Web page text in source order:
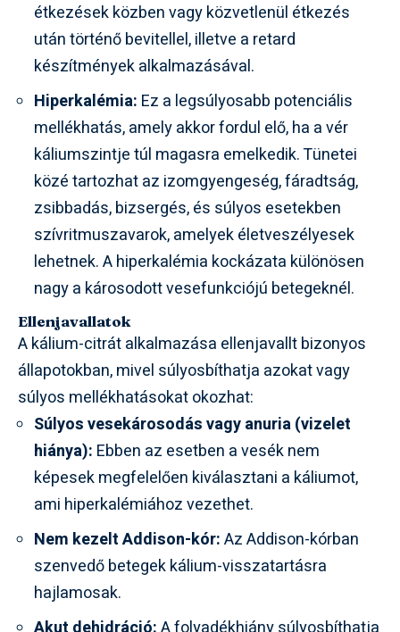
étkezések közben vagy közvetlenül étkezés
után történő bevitellel, illetve a retard
készítmények alkalmazásával.
Hiperkalémia: Ez a legsúlyosabb potenciális
mellékhatás, amely akkor fordul elő, ha a vér
káliumszintje túl magasra emelkedik. Tünetei
közé tartozhat az izomgyengeség, fáradtság,
zsibbadás, bizsergés, és súlyos esetekben
szívritmuszavarok, amelyek életveszélyesek
lehetnek. A hiperkalémia kockázata különösen
nagy a károsodott vesefunkciójú betegeknél.
Ellenjavallatok
A kálium-citrát alkalmazása ellenjavallt bizonyos
állapotokban, mivel súlyosbíthatja azokat vagy
súlyos mellékhatásokat okozhat:
Súlyos vesekárosodás vagy anuria (vizelet
hiánya): Ebben az esetben a vesék nem
képesek megfelelően kiválasztani a káliumot,
ami hiperkalémiához vezethet.
Nem kezelt Addison-kór:Az Addison-kórban
szenvedő betegek kálium-visszatartásra
hajlamosak.